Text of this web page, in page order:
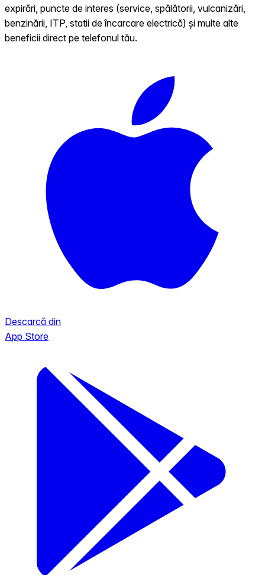
expirări, puncte de interes (service, spălătorii, vulcanizări,
benzinării, ITP, statii de încarcare electrică) și multe alte
beneficii direct pe telefonul tău.
Descarcă din
App Store